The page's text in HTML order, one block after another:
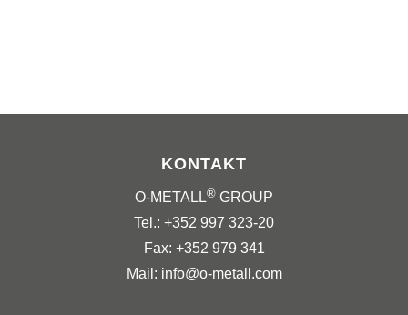
KONTAKT
O-METALL® GROUP
Tel.: +352 997 323-20
Fax: +352 979 341
Mail: info@o-metall.com